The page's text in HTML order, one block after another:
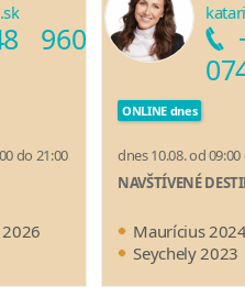
960
do 21:00
ONLINE dnes
dnes 10.08. od
NAVŠTÍVENÉ
Maurícius
Seychely 2023